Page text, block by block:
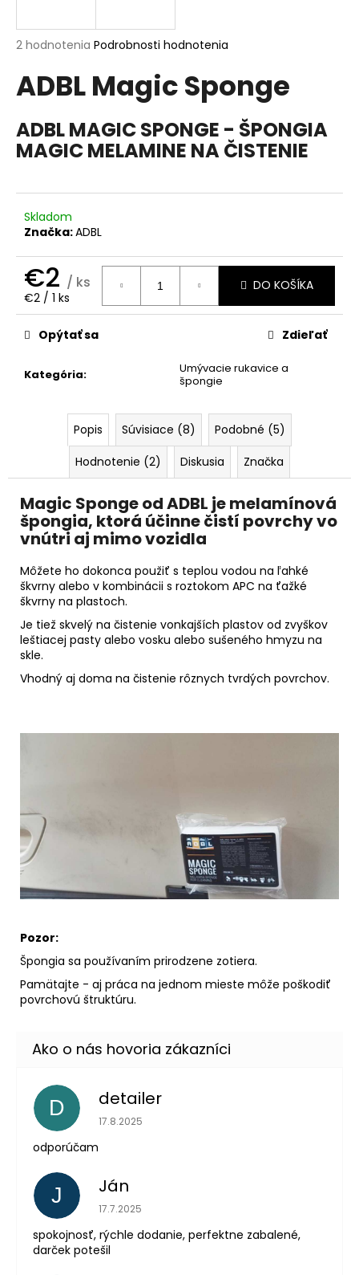
Priemerné
produktu
je
z
5
hviezdičiek.
2 hodnotenia Podrobnosti hodnotenia
ADBL Magic Sponge
ADBL MAGIC SPONGE - ŠPONGIA
MAGIC MELAMINE NA ČISTENIE
Skladom
Značka:ADBL
€2 / ks
Jednotková
cena:
€2 / 1 ks
DO KOŠÍKA
Kategória:
Umývacie rukavice a
špongie
Opýtať sa Zdieľať
Popis Súvisiace (8)
Podobné (5)
Hodnotenie (2)
Diskusia Značka
Magic Sponge od ADBL je melamínová
špongia, ktorá účinne čistí povrchy vo
vnútri aj mimo vozidla
Môžete ho dokonca použiť s teplou vodou na ľahké
škvrny alebo v kombinácii s roztokom APC na ťažké
škvrny na plastoch.
Je tiež skvelý na čistenie vonkajších plastov od zvyškov
leštiacej pasty alebo vosku alebo sušeného hmyzu na
skle.
Vhodný aj doma na čistenie rôznych tvrdých povrchov.
Pozor:
Špongia sa používaním prirodzene zotiera.
Pamätajte - aj práca na jednom mieste môže poškodiť
povrchovú štruktúru.
D detailer
Hodnotenie obchodu je 5 z 5 hviezdičiek.
17.8.2025
odporúčam
J Ján
Hodnotenie obchodu je 5 z 5 hviezdičiek.
17.7.2025
spokojnosť, rýchle dodanie, perfektne zabalené,
darček potešil
j
ť
?
O
d
p
o
ú
a
MIKROVLÁKNO
STANDARD
CM
€1,90